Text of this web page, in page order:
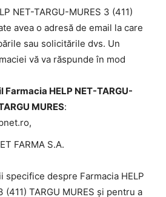
NET-TARGU-MURES 3 (411)
avea o adresă de email la care
sau solicitările dvs. Un
vă va răspunde în mod
Farmacia HELP NET-TARGU-
MURES:
,
FARMA S.A.
specifice despre Farmacia HELP
(411) TARGU MURES și pentru a